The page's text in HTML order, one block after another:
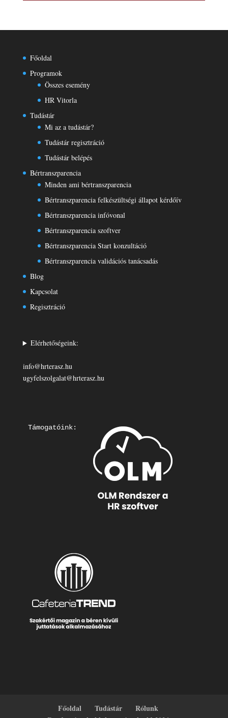
Főoldal
Programok
Összes esemény
HR Vitorla
Tudástár
Mi az a tudástár?
Tudástár regisztráció
Tudástár belépés
Bértranszparencia
Minden ami bértranszparencia
Bértranszparencia felkészültségi állapot kérdőív
Bértranszparencia infóvonal
Bértranszparencia szoftver
Bértranszparencia Start konzultáció
Bértranszparencia validációs tanácsadás
Blog
Kapcsolat
Regisztráció
Elérhetőségeink:
info@hrterasz.hu
ugyfelszolgalat@hrterasz.hu
Támogatóink:
Főoldal Tudástár
Rólunk